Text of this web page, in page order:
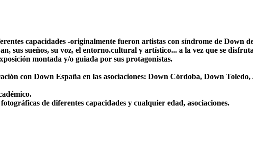
capacidades -originalmente fueron artistas con síndrome de Down
sus sueños, su voz, el entorno.cultural y artístico... a la vez que se
montada y/o guiada por sus protagonistas.
con Down España en las asociaciones: Down Córdoba, Down
de diferentes capacidades y cualquier edad, asociaciones.